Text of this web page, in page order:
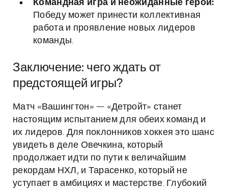
Командная игра и неожиданные герои:
Победу может принести коллективная
работа и проявление новых лидеров
команды.
Заключение: чего ждать от
предстоящей игры?
Матч «Вашингтон» — «Детройт» станет
настоящим испытанием для обеих команд и
их лидеров. Для поклонников хоккея это шанс
увидеть в деле Овечкина, который
продолжает идти по пути к величайшим
рекордам НХЛ, и Тарасенко, который не
уступает в амбициях и мастерстве. Глубокий